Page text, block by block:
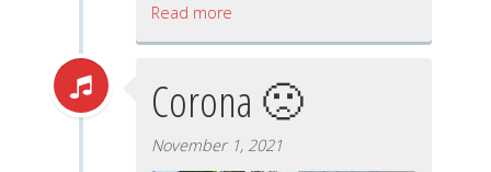
Read more
Corona 🙁
November 1, 2021